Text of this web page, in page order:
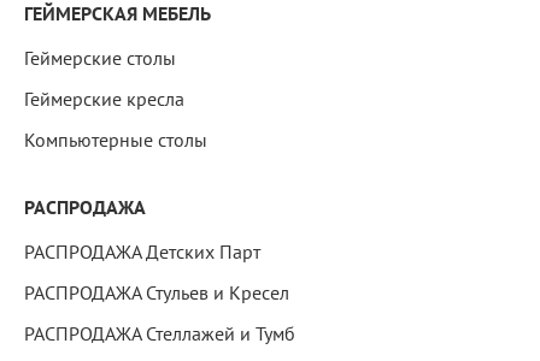
ГЕЙМЕРСКАЯ МЕБЕЛЬ
Геймерские столы
Геймерские кресла
Компьютерные столы
РАСПРОДАЖА
РАСПРОДАЖА Детских Парт
РАСПРОДАЖА Стульев и Кресел
РАСПРОДАЖА Стеллажей и Тумб